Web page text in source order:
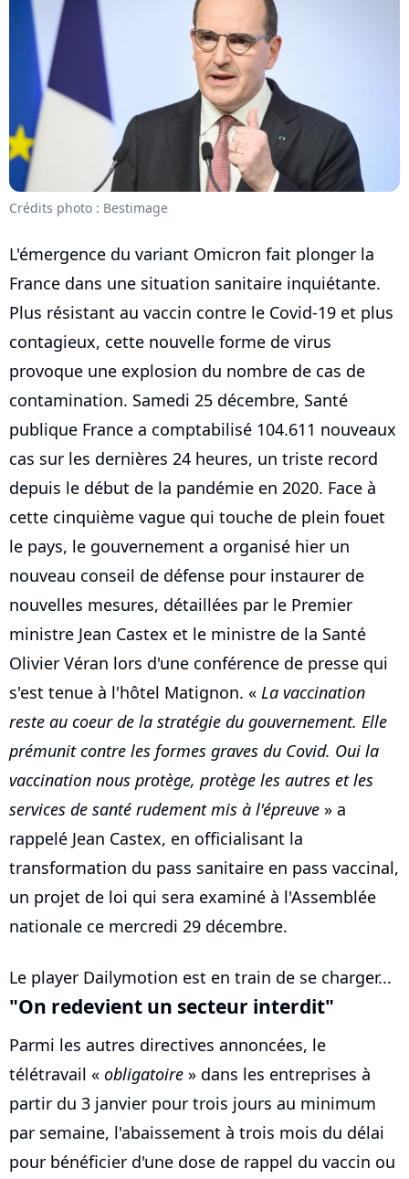
Crédits photo : Bestimage
L'émergence du variant Omicron fait plonger la
France dans une situation sanitaire inquiétante.
Plus résistant au vaccin contre le Covid-19 et plus
contagieux, cette nouvelle forme de virus
provoque une explosion du nombre de cas de
contamination. Samedi 25 décembre, Santé
publique France a comptabilisé 104.611 nouveaux
cas sur les dernières 24 heures, un triste record
depuis le début de la pandémie en 2020. Face à
cette cinquième vague qui touche de plein fouet
le pays, le gouvernement a organisé hier un
nouveau conseil de défense pour instaurer de
nouvelles mesures, détaillées par le Premier
ministre Jean Castex et le ministre de la Santé
Olivier Véran lors d'une conférence de presse qui
s'est tenue à l'hôtel Matignon. « La vaccination
reste au coeur de la stratégie du gouvernement. Elle
prémunit contre les formes graves du Covid. Oui la
vaccination nous protège, protège les autres et les
services de santé rudement mis à l'épreuve » a
rappelé Jean Castex, en officialisant la
transformation du pass sanitaire en pass vaccinal,
un projet de loi qui sera examiné à l'Assemblée
nationale ce mercredi 29 décembre.
Le player Dailymotion est en train de se charger...
"On redevient un secteur interdit"
Parmi les autres directives annoncées, le
télétravail « obligatoire » dans les entreprises à
partir du 3 janvier pour trois jours au minimum
par semaine, l'abaissement à trois mois du délai
pour bénéficier d'une dose de rappel du vaccin ou